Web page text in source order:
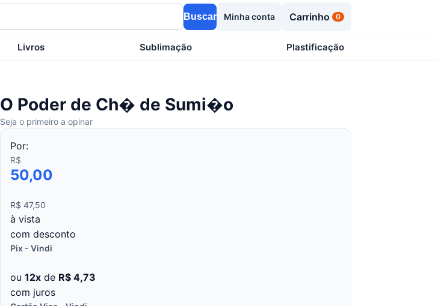
Buscar Minha conta Carrinho 0
Livros Sublimação Plastificação
O Poder de Ch� de Sumi�o
Seja o primeiro a opinar
Por:
R$
50,00
R$ 47,50
à vista
com desconto
Pix - Vindi
ou 12x de R$ 4,73
com juros